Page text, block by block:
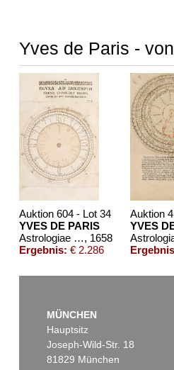
Yves de Paris -
Auktion 604 - Lot 34
YVES DE PARIS
Astrologiae nova methodus, 1658
Ergebnis: € 2.286
Auktion
YVES
MÜNCHEN
Hauptsitz
Joseph-Wild-Str. 18
81829 München